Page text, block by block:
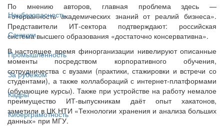
Нацбезопасность
Санкции
Промышленность
За рубежом
Кадры
Киберграмотность
По мнению авторов, главная проблема здесь —
«оторванность академических знаний от реалий бизнеса».
Представители ИТ-сектора подтверждают: российская
система высшего образования «достаточно консервативна».
В настоящее время финорганизации нивелируют описанные
моменты посредством корпоративного обучения,
сотрудничества с вузами (практики, стажировки и встречи со
студентами), а также коллабораций с интернет-платформами
(обучающие курсы). Также при устройстве на работу немалое
преимущество ИТ-выпускникам даёт опыт хакатонов,
заметили в ЦК НТИ «Технологии хранения и анализа больших
данных» при МГУ.